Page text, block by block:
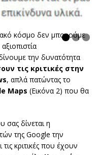
κόσμο δεν μπορούμε
την δυνατότητα
τις κριτικές στην
, απλά πατώντας το
Maps (Εικόνα 2) που θα
σας δίνεται η
της Google την
τις κριτικές που έχουν